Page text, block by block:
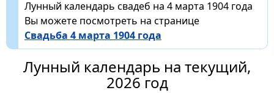
Лунный календарь свадеб на 4 марта 1904 года
Вы можете посмотреть на странице
Свадьба 4 марта 1904 года
Лунный календарь на текущий,
2026 год